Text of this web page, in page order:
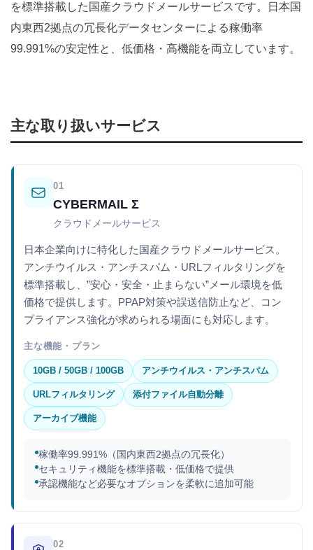
を標準搭載した国産クラウドメールサービスです。日本国
内東西2拠点の冗長化データセンターによる稼働率
99.991%の安定性と、低価格・高機能を両立しています。
主な取り扱いサービス
01
CYBERMAIL Σ
クラウドメールサービス
日本企業向けに特化した国産クラウドメールサービス。
アンチウイルス・アンチスパム・URLフィルタリングを
標準搭載し、”安心・安全・止まらない”メール環境を低
価格で提供します。PPAP対策や誤送信防止など、コン
プライアンス強化が求められる場面にも対応します。
主な機能・プラン
10GB / 50GB / 100GB アンチウイルス・アンチスパム
URLフィルタリング 添付ファイル自動分離
アーカイブ機能
稼働率99.991%（国内東西2拠点の冗長化）
セキュリティ機能を標準搭載・低価格で提供
承認機能など必要なオプションを柔軟に追加可能
02